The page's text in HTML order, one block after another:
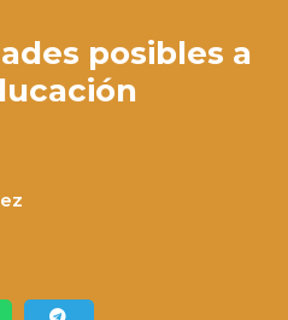
posibles a